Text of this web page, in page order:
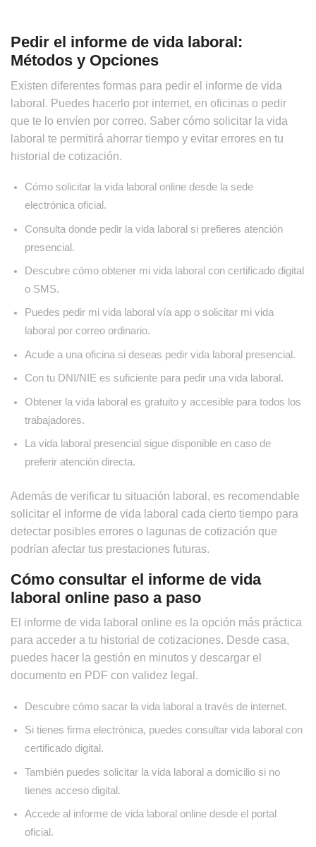
Pedir el informe de vida laboral:
Métodos y Opciones
Existen diferentes formas para pedir el informe de vida
laboral. Puedes hacerlo por internet, en oficinas o pedir
que te lo envíen por correo. Saber cómo solicitar la vida
laboral te permitirá ahorrar tiempo y evitar errores en tu
historial de cotización.
Cómo solicitar la vida laboral online desde la sede
electrónica oficial.
Consulta donde pedir la vida laboral si prefieres atención
presencial.
Descubre cómo obtener mi vida laboral con certificado digital
o SMS.
Puedes pedir mi vida laboral vía app o solicitar mi vida
laboral por correo ordinario.
Acude a una oficina si deseas pedir vida laboral presencial.
Con tu DNI/NIE es suficiente para pedir una vida laboral.
Obtener la vida laboral es gratuito y accesible para todos los
trabajadores.
La vida laboral presencial sigue disponible en caso de
preferir atención directa.
Además de verificar tu situación laboral, es recomendable
solicitar el informe de vida laboral cada cierto tiempo para
detectar posibles errores o lagunas de cotización que
podrían afectar tus prestaciones futuras.
Cómo consultar el informe de vida
laboral online paso a paso
El informe de vida laboral online es la opción más práctica
para acceder a tu historial de cotizaciones. Desde casa,
puedes hacer la gestión en minutos y descargar el
documento en PDF con validez legal.
Descubre cómo sacar la vida laboral a través de internet.
Si tienes firma electrónica, puedes consultar vida laboral con
certificado digital.
También puedes solicitar la vida laboral a domicilio si no
tienes acceso digital.
Accede al informe de vida laboral online desde el portal
oficial.